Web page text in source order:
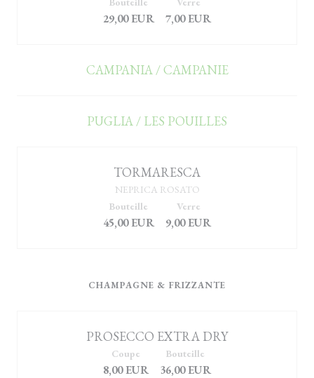
29,00 EUR 7,00 EUR
CAMPANIA / CAMPANIE
PUGLIA / LES POUILLES
TORMARESCA
NEPRICA ROSATO
45,00 EUR
Bouteille
9,00 EUR
Verre
CHAMPAGNE & FRIZZANTE
PROSECCO EXTRA DRY
8,00 EUR
Coupe
36,00 EUR
Bouteille